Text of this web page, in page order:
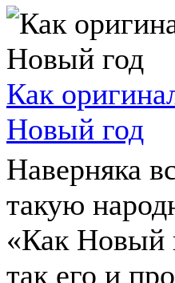
Как
Новый год
Наверняка
такую
«Как Новый
так его и